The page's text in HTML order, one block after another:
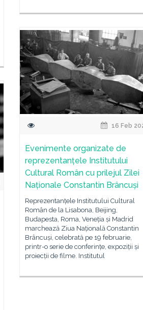
16 Feb
Evenimente organizate de
reprezentanțele Institutului
Cultural Român cu prilejul Zilei
Naționale Constantin Brâncuși
Reprezentanțele Institutului Cultural
Român de la Lisabona, Beijing,
Budapesta, Roma, Veneția și Madrid
marchează Ziua Națională Constantin
Brâncuși, celebrată pe 19 februarie,
printr-o serie de conferințe, expoziții și
proiecții de filme. Institutul